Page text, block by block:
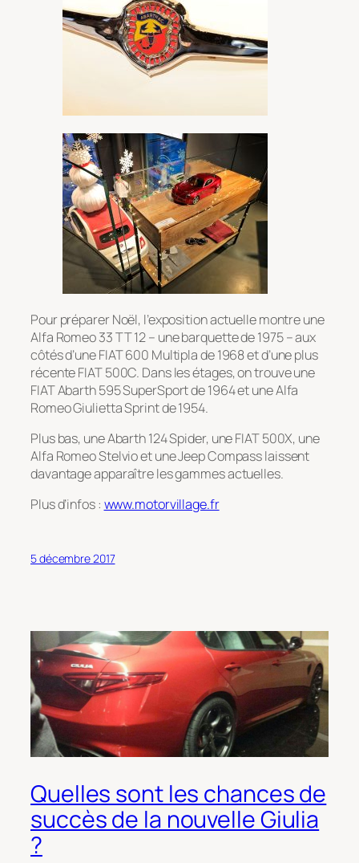
Pour préparer Noël, l’exposition actuelle montre une
Alfa Romeo 33 TT 12 – une barquette de 1975 – aux
côtés d’une FIAT 600 Multipla de 1968 et d’une plus
récente FIAT 500C. Dans les étages, on trouve une
FIAT Abarth 595 SuperSport de 1964 et une Alfa
Romeo Giulietta Sprint de 1954.
Plus bas, une Abarth 124 Spider, une FIAT 500X, une
Alfa Romeo Stelvio et une Jeep Compass laissent
davantage apparaître les gammes actuelles.
Plus d’infos : www.motorvillage.fr
5 décembre 2017
Quelles sont les chances de
succès de la nouvelle Giulia
?